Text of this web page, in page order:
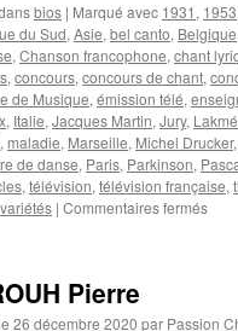
bios | Marqué avec 1931 , 1953
du Sud, Asie, bel canto, Belgique
, Chanson francophone, chant
, concours, concours de chant,
de Musique, émission télé,
, Italie, Jacques Martin, Jury, Lakmé
, maladie, Marseille, Michel Drucker,
de danse, Paris, Parkinson,
, télévision, télévision française,
variétés | Commentaires ferméssur
Pierre
26 décembre 2020 par Passion